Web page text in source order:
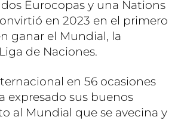
Eurocopas y una Nations
en 2023 en el primero
ganar el Mundial, la
de Naciones.
en 56 ocasiones
expresado sus buenos
al Mundial que se avecina y